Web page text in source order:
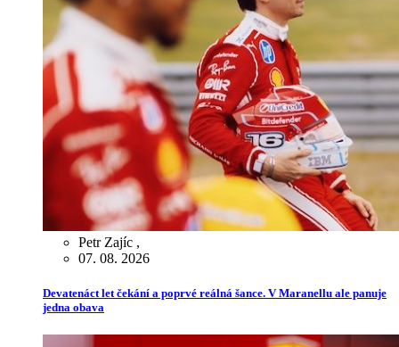
Petr Zajíc ,
07. 08. 2026
Devatenáct let čekání a poprvé reálná šance. V Maranellu ale panuje
jedna obava